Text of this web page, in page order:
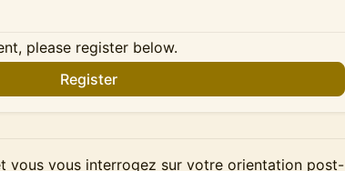
please register below.
Register
vous vous interrogez sur votre orientation post-